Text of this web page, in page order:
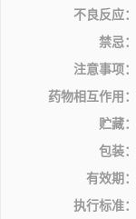
不良反应：
禁忌：
注意事项：
药物相互作用：
贮藏：
包装：
有效期：
执行标准：